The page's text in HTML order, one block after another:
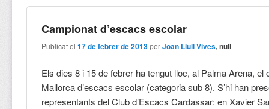
Campionat d’escacs escolar
Publicat el17 de febrer de 2013 perJoan Llull Vives, null
Els dies 8 i 15 de febrer ha tengut lloc, al Palma Arena, el
Mallorca d’escacs escolar (categoria sub 8). S’hi han
representants del Club d’Escacs Cardassar: en Xavier